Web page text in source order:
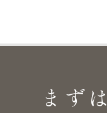
まず